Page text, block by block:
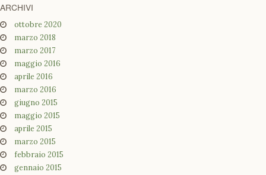
ARCHIVI
ottobre 2020
marzo 2018
marzo 2017
maggio 2016
aprile 2016
marzo 2016
giugno 2015
maggio 2015
aprile 2015
marzo 2015
febbraio 2015
gennaio 2015